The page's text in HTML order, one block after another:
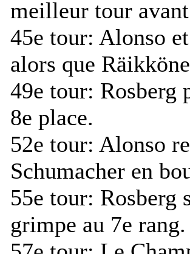
meilleur tour
45e tour: Alonso
alors que
49e tour: Rosberg
8e place.
52e tour: Alonso
Schumacher en
55e tour: Rosberg
grimpe au 7e